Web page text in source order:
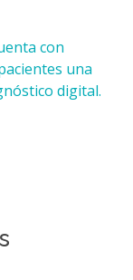
con
una
digital.